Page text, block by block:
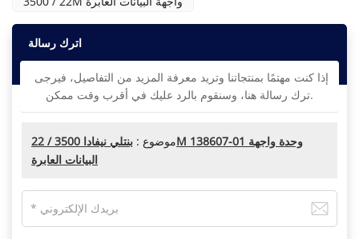
اترك رسالة
ترك رسالة هنا، وسنقوم بالرد عليك في أقرب وقت ممكن.
موضوع :
بنتلي نيفادا 3500 / 22M 138607-01 وحدة واجهة
البيانات العابرة